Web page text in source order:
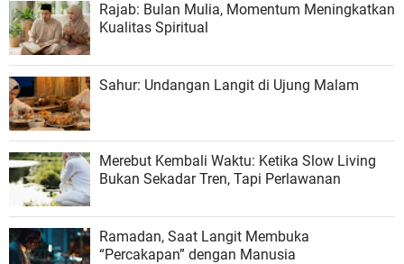
Rajab: Bulan Mulia, Momentum Meningkatkan
Kualitas Spiritual
Sahur: Undangan Langit di Ujung Malam
Merebut Kembali Waktu: Ketika Slow Living
Bukan Sekadar Tren, Tapi Perlawanan
Ramadan, Saat Langit Membuka
“Percakapan” dengan Manusia